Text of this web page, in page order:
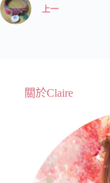
上一
關於Claire